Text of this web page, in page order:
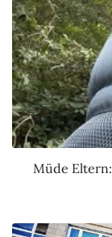
Müde